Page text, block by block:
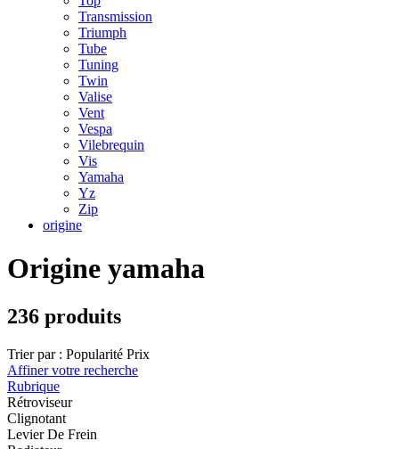
Transmission
Triumph
Tube
Tuning
Twin
Valise
Vent
Vespa
Vilebrequin
Vis
Yamaha
Yz
Zip
origine
Origine yamaha
236 produits
Trier par : Popularité Prix
Affiner votre recherche
Rubrique
Rétroviseur
Clignotant
Levier De Frein